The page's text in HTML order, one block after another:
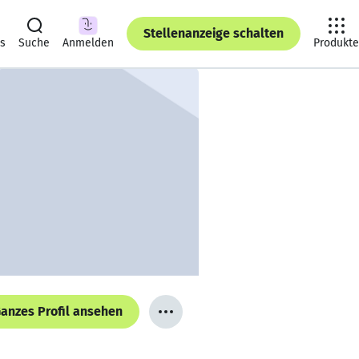
Suche Anmelden
Stellenanzeige schalten
Produkte
Profil ansehen